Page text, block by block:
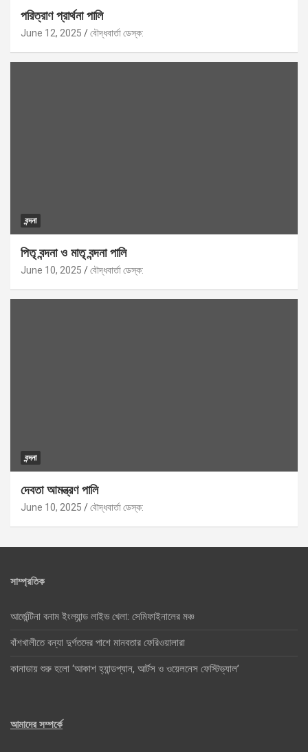
পরিত্রাণ প্রার্থনা পালি
June 12, 2025 বৌদ্ধবার্তা ডেস্ক:
বন্দনা
পিতৃ বন্দনা ও মাতৃ বন্দনা পালি
June 10, 2025 বৌদ্ধবার্তা ডেস্ক:
বন্দনা
দেবতা আমন্ত্রণ পালি
June 10, 2025 বৌদ্ধবার্তা ডেস্ক:
সাম্প্রতিক
আর্জেন্টিনা বনাম ইংল্যান্ড লাইভ খেলা: সেমিফাইনালের মঞ্চ
বাঁশখালীতে বন্যা দুর্গতদের পাশে মানবতার ফেরিওয়ালারা
কানাডায় শুরু হলো ‘আকাশ হ্যান্ডপ্যান, আর্টস ও ওয়েলনেস ফেস্টিভ্যাল’
আমাদের সম্পর্কে